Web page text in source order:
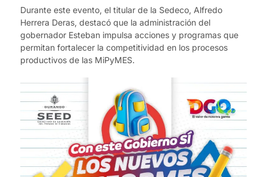
Durante este evento, el titular de la Sedeco, Alfredo
Herrera Deras, destacó que la administración del
gobernador Esteban impulsa acciones y programas que
permitan fortalecer la competitividad en los procesos
productivos de las MiPyMES.